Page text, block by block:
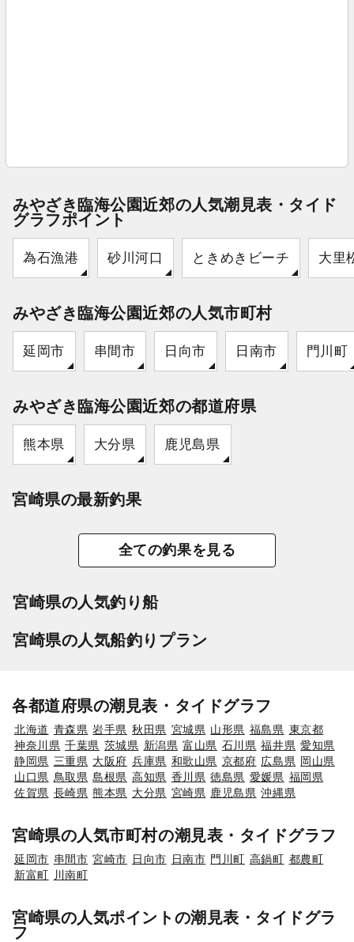
みやざき臨海公園近郊の人気潮見表・タイド
グラフポイント
為石漁港 砂川河口 ときめきビーチ 大里
みやざき臨海公園近郊の人気市町村
延岡市 串間市 日向市 日南市 門川町
みやざき臨海公園近郊の都道府県
熊本県 大分県 鹿児島県
宮崎県の最新釣果
全ての釣果を見る
宮崎県の人気釣り船
宮崎県の人気船釣りプラン
各都道府県の潮見表・タイドグラフ
北海道 青森県 岩手県 秋田県 宮城県 山形県 福島県 東京都
神奈川県 千葉県 茨城県 新潟県 富山県 石川県 福井県 愛知県
静岡県 三重県 大阪府 兵庫県 和歌山県 京都府 広島県 岡山県
山口県 鳥取県 島根県 高知県 香川県 徳島県 愛媛県 福岡県
佐賀県 長崎県 熊本県 大分県 宮崎県 鹿児島県 沖縄県
宮崎県の人気市町村の潮見表・タイドグラフ
延岡市 串間市 宮崎市 日向市 日南市 門川町 高鍋町 都農町
新富町
川南町
宮崎県の人気ポイントの潮見表・タイドグラ
フ